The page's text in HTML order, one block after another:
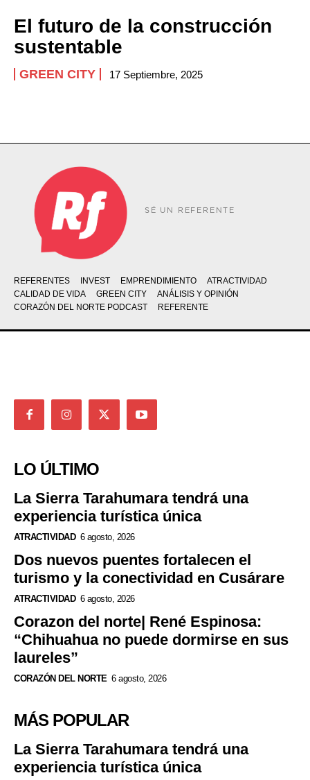
El futuro de la construcción
sustentable
GREEN CITY 17 Septiembre, 2025
SÉ UN REFERENTE
REFERENTES INVEST EMPRENDIMIENTO
ATRACTIVIDAD
CALIDAD DE VIDA
GREEN CITY
ANÁLISIS Y OPINIÓN
CORAZÓN DEL NORTE PODCAST
REFERENTE
LO ÚLTIMO
La Sierra Tarahumara tendrá una
experiencia turística única
ATRACTIVIDAD 6 agosto, 2026
Dos nuevos puentes fortalecen el
turismo y la conectividad en Cusárare
ATRACTIVIDAD 6 agosto, 2026
Corazon del norte| René Espinosa:
“Chihuahua no puede dormirse en sus
laureles”
CORAZÓN DEL NORTE 6 agosto, 2026
MÁS POPULAR
La Sierra Tarahumara tendrá una
experiencia turística única